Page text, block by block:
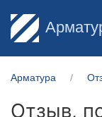
Арматура
Отзыв,